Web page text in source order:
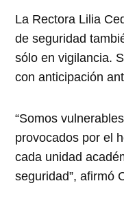
La Rectora Lilia
de seguridad
sólo en vigilancia.
con anticipación
“Somos
provocados por el
cada unidad
seguridad”, afirmó